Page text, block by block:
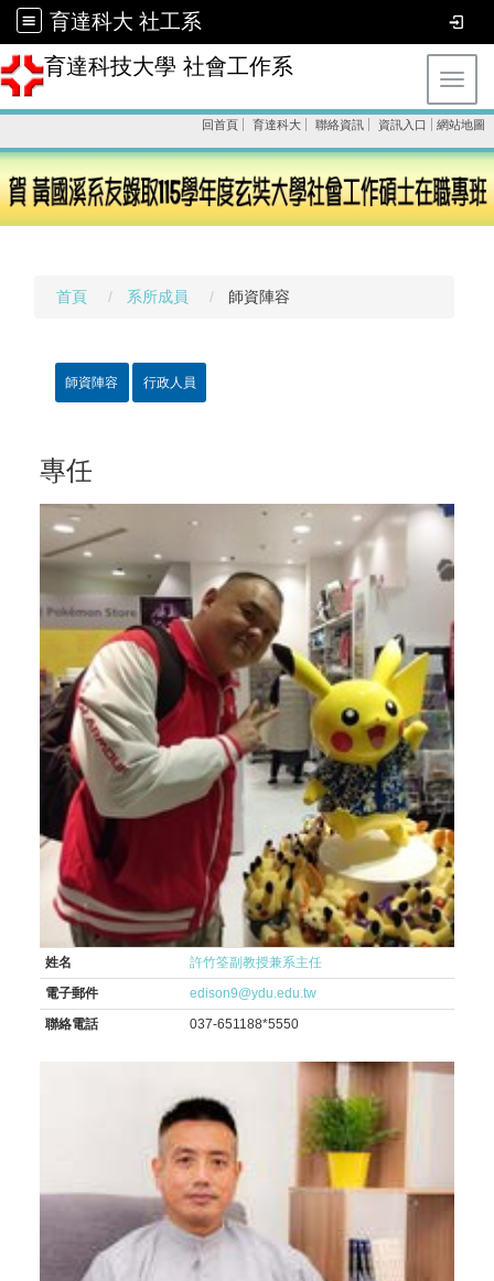
育達科大 社工系
育達科技大學 社會工作系
回首頁 育達科大 聯絡資訊 資訊入口 網站地圖
首頁 系所成員 師資陣容
師資陣容 行政人員
專任
姓名
許竹筌副教授兼系主任
電子郵件
edison9@ydu.edu.tw
聯絡電話
037-651188*5550